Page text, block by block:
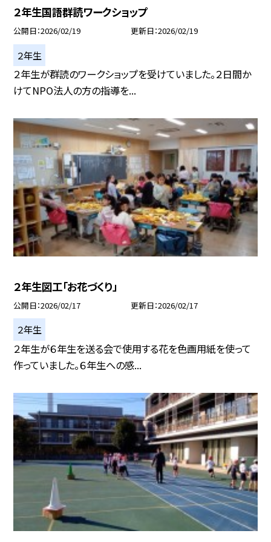
２年生国語群読ワークショップ
公開日 2026/02/19 更新日 2026/02/19
２年生
２年生が群読のワークショップを受けていました。２日間か
けてNPO法人の方の指導を...
２年生図工「お花づくり」
公開日 2026/02/17 更新日 2026/02/17
２年生
２年生が６年生を送る会で使用する花を色画用紙を使って
作っていました。６年生への感...